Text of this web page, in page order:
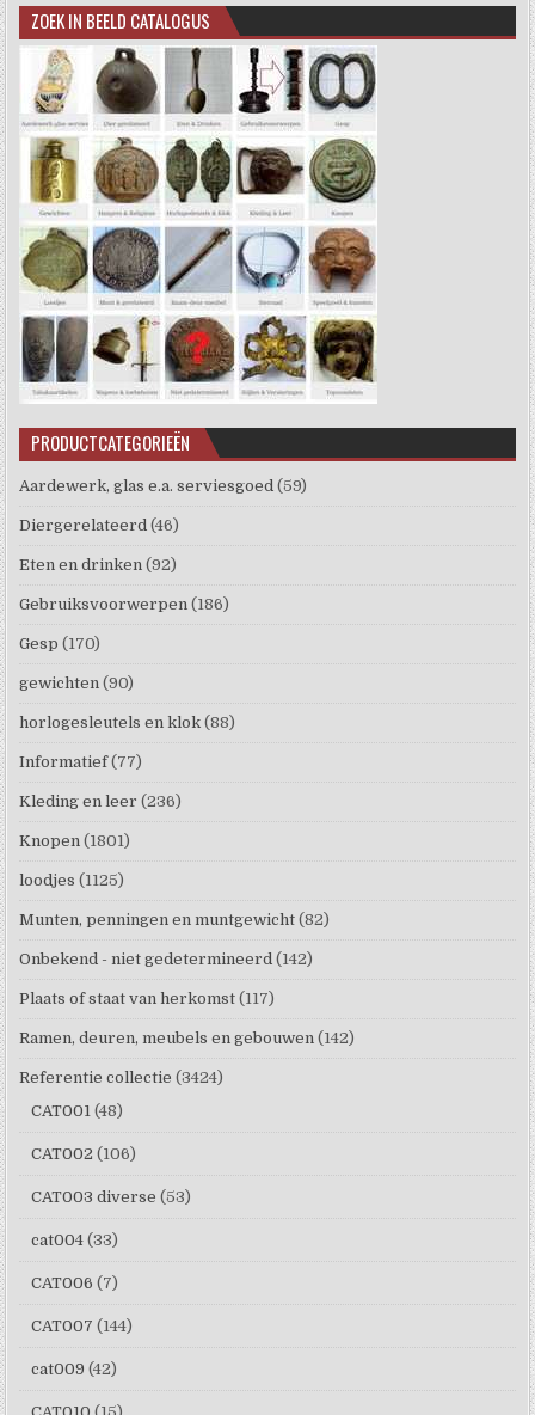
ZOEK IN BEELD CATALOGUS
PRODUCTCATEGORIEËN
Aardewerk, glas e.a. serviesgoed (59)
Diergerelateerd (46)
Eten en drinken (92)
Gebruiksvoorwerpen (186)
Gesp (170)
gewichten (90)
horlogesleutels en klok (88)
Informatief (77)
Kleding en leer (236)
Knopen (1801)
loodjes (1125)
Munten, penningen en muntgewicht (82)
Onbekend - niet gedetermineerd (142)
Plaats of staat van herkomst (117)
Ramen, deuren, meubels en gebouwen (142)
Referentie collectie (3424)
CAT001 (48)
CAT002 (106)
CAT003 diverse (53)
cat004 (33)
CAT006 (7)
CAT007 (144)
cat009 (42)